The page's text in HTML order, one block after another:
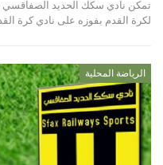
تمكن نادي سكك الحديد الصفاقسي
لكرة القدم بفوزه على نادي كرة
الرياضة المحلية